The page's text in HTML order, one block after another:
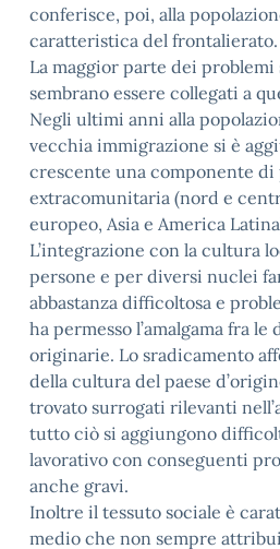
conferisce, poi, alla
caratteristica del frontalierato.
La maggior parte dei
sembrano essere collegati a
Negli ultimi anni alla
vecchia immigrazione si è
crescente una componente di
extracomunitaria (nord e
europeo, Asia e America
L’integrazione con la cultura
persone e per diversi nuclei
abbastanza difficoltosa e
ha permesso l’amalgama fra
originarie. Lo sradicamento
della cultura del paese
trovato surrogati rilevanti
tutto ciò si aggiungono
lavorativo con conseguenti
anche gravi.
Inoltre il tessuto sociale è
medio che non sempre